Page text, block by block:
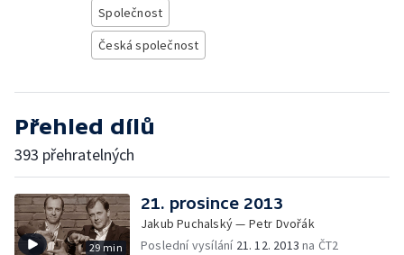
Společnost
Česká společnost
Přehled dílů
393 přehratelných
29 min
21. prosince 2013
Jakub Puchalský — Petr Dvořák
Poslední vysílání 21. 12. 2013 na ČT2